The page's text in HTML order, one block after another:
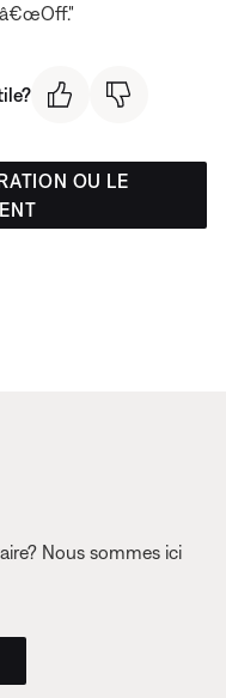
OU LE
Nous sommes ici